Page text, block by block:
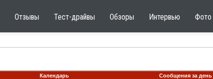
Отзывы Тест-драйвы Обзоры Интервью Фото
Календарь Сообщения за день